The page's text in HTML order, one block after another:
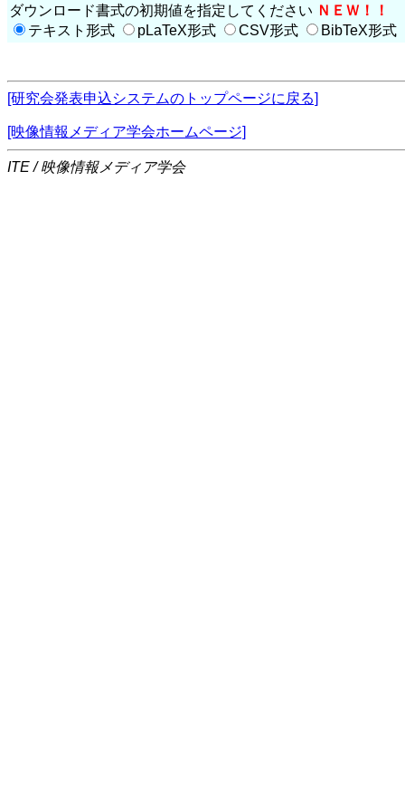
ダウンロード書式の初期値を指定してください ＮＥＷ！！
テキスト形式
pLaTeX形式 CSV形式 BibTeX形式
[研究会発表申込システムのトップページに戻る]
[映像情報メディア学会ホームページ]
ITE / 映像情報メディア学会